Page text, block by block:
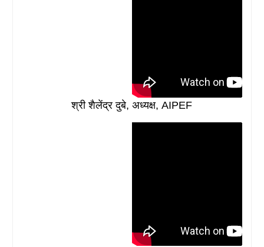
श्री शैलेंद्र दुबे, अध्यक्ष, AIPEF